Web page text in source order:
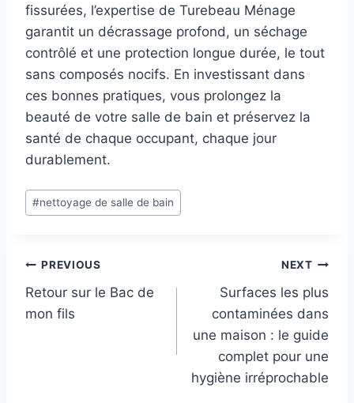
fissurées, l’expertise de Turebeau Ménage
garantit un décrassage profond, un séchage
contrôlé et une protection longue durée, le tout
sans composés nocifs. En investissant dans
ces bonnes pratiques, vous prolongez la
beauté de votre salle de bain et préservez la
santé de chaque occupant, chaque jour
durablement.
Post
Tags:
#nettoyage de salle de bain
Post
navigation
PREVIOUS
Retour sur le Bac de
mon fils
NEXT
Surfaces les plus
contaminées dans
une maison : le guide
complet pour une
hygiène irréprochable